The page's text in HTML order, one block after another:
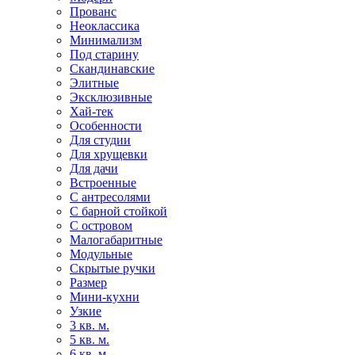
Прованс
Неоклассика
Минимализм
Под старину
Скандинавские
Элитные
Эксклюзивные
Хай-тек
Особенности
Для студии
Для хрущевки
Для дачи
Встроенные
С антресолями
С барной стойкой
С островом
Малогабаритные
Модульные
Скрытые ручки
Размер
Мини-кухни
Узкие
3 кв. м.
5 кв. м.